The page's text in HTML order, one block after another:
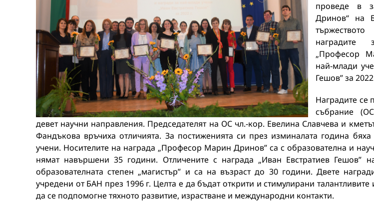
проведе в
Дринов“
„Професор
най-млади
Гешов” за 2022
Наградите се
събрание
девет научни направления. Председателят на ОС чл.-кор. Евелина Славчева и
Фандъкова връчиха отличията. За постиженията си през изминалата година
учени. Носителите на награда „Професор Марин Дринов” са с образователна и
нямат навършени 35 години. Отличените с награда „Иван Евстратиев Гешов”
образователната степен „магистър” и са на възраст до 30 години. Двете
учредени от БАН през 1996 г. Целта е да бъдат открити и стимулирани талантливите
да се подпомогне тяхното развитие, израстване и международни контакти.